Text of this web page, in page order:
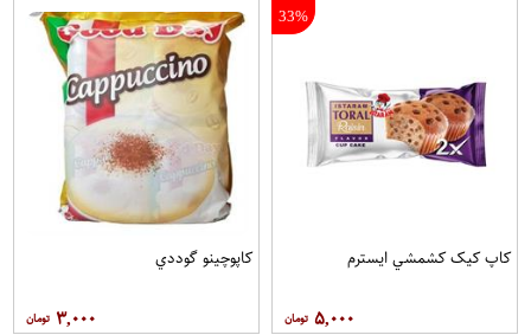
33%
کاپ کيک کشمشي ايسترم
۵,۰۰۰
کاپوچينو گوددي
۳,۰۰۰